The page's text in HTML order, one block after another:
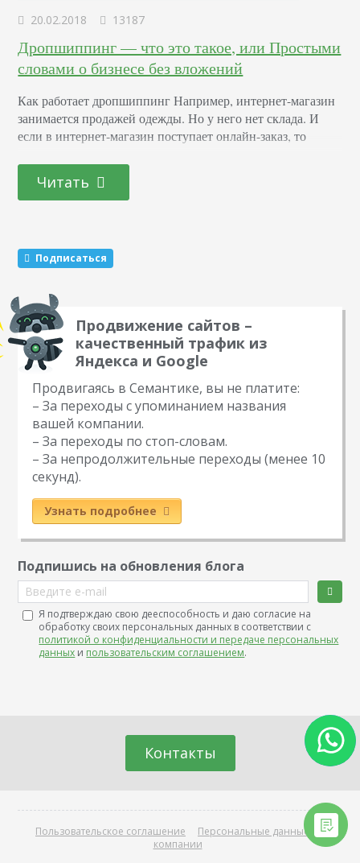
20.02.2018 13187
Дропшиппинг — что это такое, или Простыми
словами о бизнесе без вложений
Как работает дропшиппинг Например, интернет-магазин
занимается продажей одежды. Но у него нет склада. И
если в интернет-магазин поступает онлайн-заказ, то
одежды, а онлайн-магазин зарабатывает на наценке с
продажи. Для того чтобы работать по дропшиппингу,
Читать
Подписаться
Продвижение сайтов –
качественный трафик из
Яндекса и Google
Продвигаясь в Семантике, вы не платите:
– За переходы с упоминанием названия
вашей компании.
– За переходы по стоп-словам.
– За непродолжительные переходы (менее 10
секунд).
Узнать подробнее
Подпишись на обновления блога
Введите e-mail
Я подтверждаю свою дееспособность и даю согласие на
обработку своих персональных данных в соответствии с
политикой о конфиденциальности и передаче персональных
данных и пользовательским соглашением.
Контакты
Пользовательское соглашение Персональные данные
О
компании